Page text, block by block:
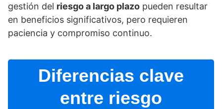
gestión del riesgo a largo plazo pueden resultar
en beneficios significativos, pero requieren
paciencia y compromiso continuo.
Diferencias clave
entre riesgo